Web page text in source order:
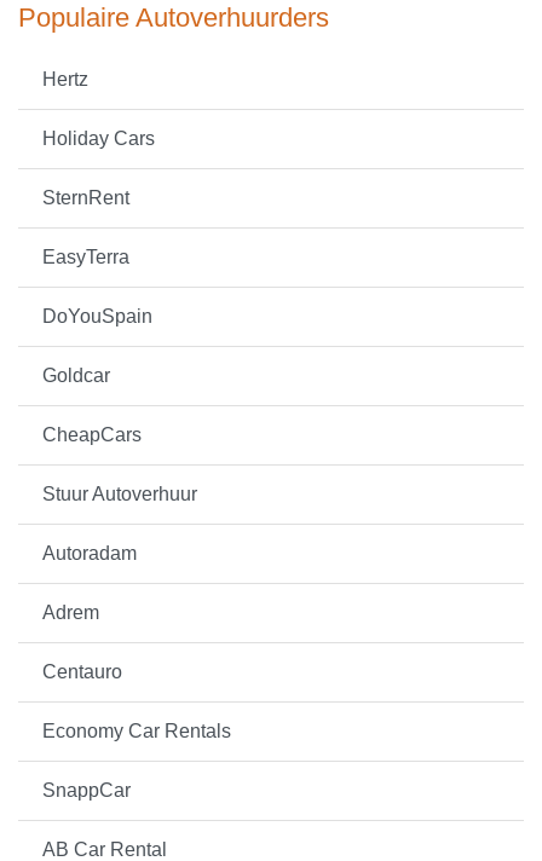
Populaire Autoverhuurders
Hertz
Holiday Cars
SternRent
EasyTerra
DoYouSpain
Goldcar
CheapCars
Stuur Autoverhuur
Autoradam
Adrem
Centauro
Economy Car Rentals
SnappCar
AB Car Rental